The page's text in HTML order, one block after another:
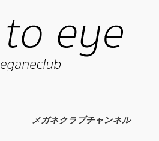
メガネクラブチャンネル